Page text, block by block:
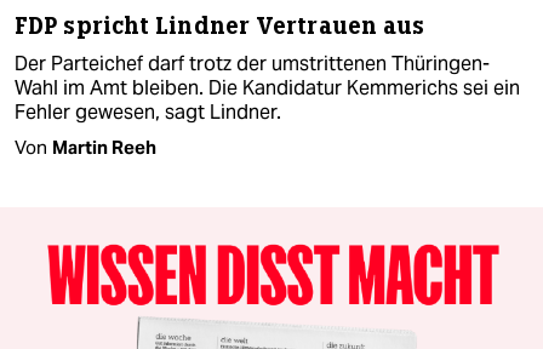
FDP spricht Lindner Vertrauen aus
Der Parteichef darf trotz der umstrittenen Thüringen-
Wahl im Amt bleiben. Die Kandidatur Kemmerichs sei ein
Fehler gewesen, sagt Lindner.
Von Martin Reeh